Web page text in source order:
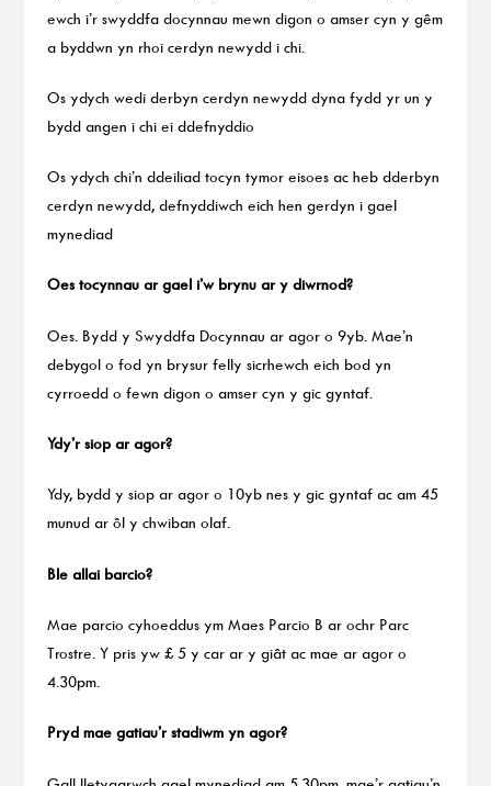
ewch i’r swyddfa docynnau mewn digon o amser cyn y gêm
a byddwn yn rhoi cerdyn newydd i chi.
Os ydych wedi derbyn cerdyn newydd dyna fydd yr un y
bydd angen i chi ei ddefnyddio
Os ydych chi’n ddeiliad tocyn tymor eisoes ac heb dderbyn
cerdyn newydd, defnyddiwch eich hen gerdyn i gael
mynediad
Oes tocynnau ar gael i’w brynu ar y diwrnod?
Oes. Bydd y Swyddfa Docynnau ar agor o 9yb. Mae’n
debygol o fod yn brysur felly sicrhewch eich bod yn
cyrroedd o fewn digon o amser cyn y gic gyntaf.
Ydy’r siop ar agor?
Ydy, bydd y siop ar agor o 10yb nes y gic gyntaf ac am 45
munud ar ôl y chwiban olaf.
Ble allai barcio?
Mae parcio cyhoeddus ym Maes Parcio B ar ochr Parc
Trostre. Y pris yw £ 5 y car ar y giât ac mae ar agor o
4.30pm.
Pryd mae gatiau’r stadiwm yn agor?